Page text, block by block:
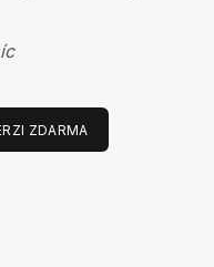
ZDARMA